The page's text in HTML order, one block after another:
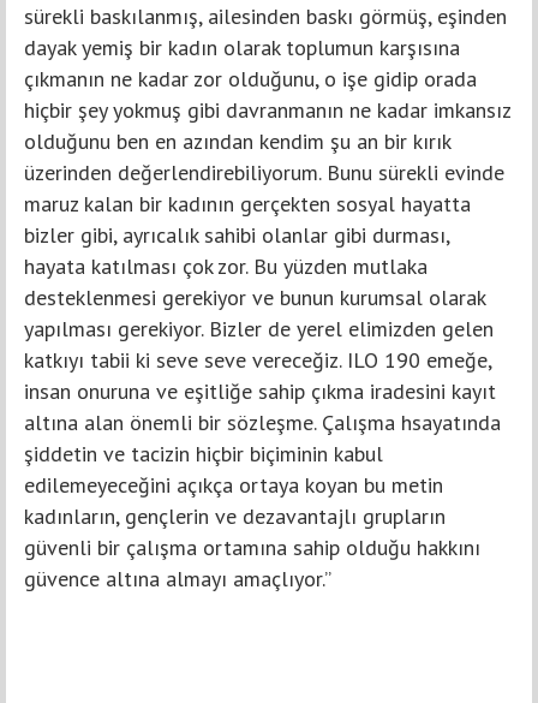
sürekli baskılanmış, ailesinden baskı görmüş, eşinden
dayak yemiş bir kadın olarak toplumun karşısına
çıkmanın ne kadar zor olduğunu, o işe gidip orada
hiçbir şey yokmuş gibi davranmanın ne kadar imkansız
olduğunu ben en azından kendim şu an bir kırık
üzerinden değerlendirebiliyorum. Bunu sürekli evinde
maruz kalan bir kadının gerçekten sosyal hayatta
bizler gibi, ayrıcalık sahibi olanlar gibi durması,
hayata katılması çok zor. Bu yüzden mutlaka
desteklenmesi gerekiyor ve bunun kurumsal olarak
yapılması gerekiyor. Bizler de yerel elimizden gelen
katkıyı tabii ki seve seve vereceğiz. ILO 190 emeğe,
insan onuruna ve eşitliğe sahip çıkma iradesini kayıt
altına alan önemli bir sözleşme. Çalışma hsayatında
şiddetin ve tacizin hiçbir biçiminin kabul
edilemeyeceğini açıkça ortaya koyan bu metin
kadınların, gençlerin ve dezavantajlı grupların
güvenli bir çalışma ortamına sahip olduğu hakkını
güvence altına almayı amaçlıyor.”